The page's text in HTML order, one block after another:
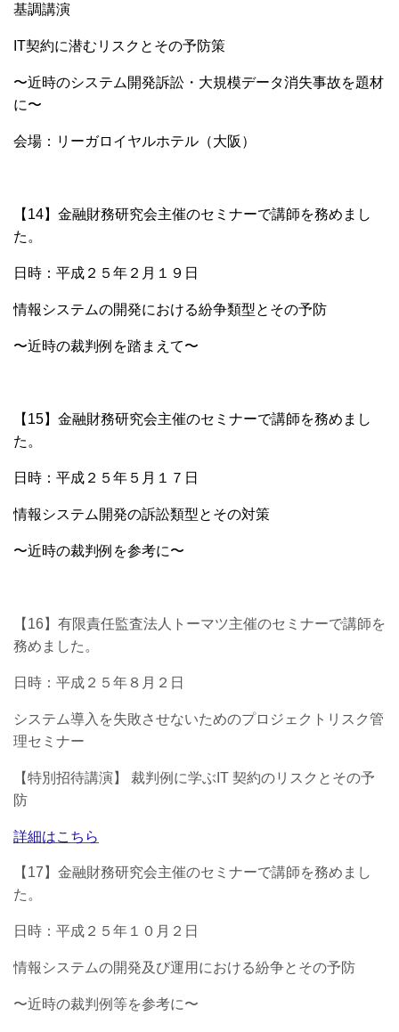
基調講演
IT契約に潜むリスクとその予防策
〜近時のシステム開発訴訟・大規模データ消失事故を題材
に〜
会場：リーガロイヤルホテル（大阪）
【14】金融財務研究会主催のセミナーで講師を務めまし
た。
日時：平成２５年２月１９日
情報システムの開発における紛争類型とその予防
〜近時の裁判例を踏まえて〜
【15】金融財務研究会主催のセミナーで講師を務めまし
た。
日時：平成２５年５月１７日
情報システム開発の訴訟類型とその対策
〜近時の裁判例を参考に〜
【16】有限責任監査法人トーマツ主催のセミナーで講師を
務めました。
日時：平成２５年８月２日
システム導入を失敗させないためのプロジェクトリスク管
理セミナー
【特別招待講演】 裁判例に学ぶIT 契約のリスクとその予
防
詳細はこちら
【17】金融財務研究会主催のセミナーで講師を務めまし
た。
日時：平成２５年１０月２日
情報システムの開発及び運用における紛争とその予防
〜近時の裁判例等を参考に〜